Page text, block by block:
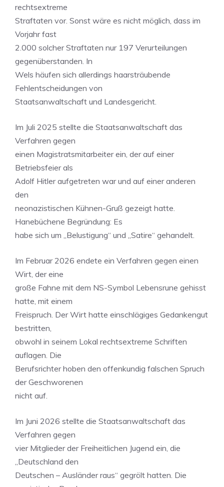
rechtsextreme
Straftaten vor. Sonst wäre es nicht möglich, dass im
Vorjahr fast
2.000 solcher Straftaten nur 197 Verurteilungen
gegenüberstanden. In
Wels häufen sich allerdings haarsträubende
Fehlentscheidungen von
Staatsanwaltschaft und Landesgericht.
Im Juli 2025 stellte die Staatsanwaltschaft das
Verfahren gegen
einen Magistratsmitarbeiter ein, der auf einer
Betriebsfeier als
Adolf Hitler aufgetreten war und auf einer anderen
den
neonazistischen Kühnen-Gruß gezeigt hatte.
Hanebüchene Begründung: Es
habe sich um „Belustigung“ und „Satire“ gehandelt.
Im Februar 2026 endete ein Verfahren gegen einen
Wirt, der eine
große Fahne mit dem NS-Symbol Lebensrune gehisst
hatte, mit einem
Freispruch. Der Wirt hatte einschlägiges Gedankengut
bestritten,
obwohl in seinem Lokal rechtsextreme Schriften
auflagen. Die
Berufsrichter hoben den offenkundig falschen Spruch
der Geschworenen
nicht auf.
Im Juni 2026 stellte die Staatsanwaltschaft das
Verfahren gegen
vier Mitglieder der Freiheitlichen Jugend ein, die
„Deutschland den
Deutschen – Ausländer raus“ gegrölt hatten. Die